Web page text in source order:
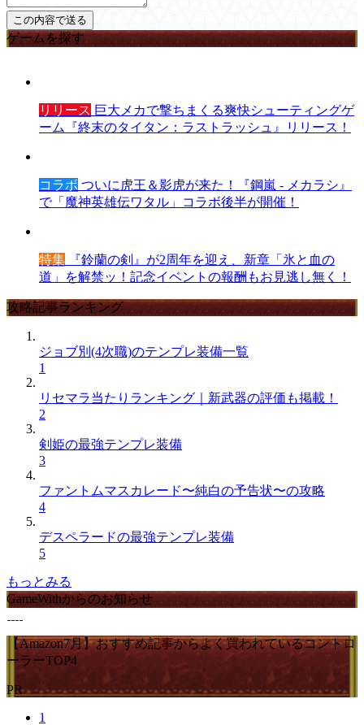
ゲームを探す
リリース 巨大メカで撃ちまくる爽快シューティングゲ
ーム『終末のタイタン：ラストラッシュ』リリース！
コラボ ついに虎王＆影虎が来た！『鋼嵐 - メカラシ』
で「魔神英雄伝ワタル」コラボ後半が開催！
特集 『鈴蘭の剣』が2周年を迎え、新章「氷と血の
道」を解禁ッ！記念イベントの報酬もお見逃し無く！
攻略記事ランキング
ジョブ別(4次職)のテンプレ装備一覧
1
リセマラ当たりランキング｜新武器の評価も掲載！
2
剣姫の最強テンプレ装備
3
ファントムマスカレード〜純白の予告状〜の攻略
4
デスペラードの最強テンプレ装備
5
もっとみる
GameWithからのお知らせ
【Amazon7月】おすすめ記事からよく買われているコントロ
ーラーTOP4
PR
1